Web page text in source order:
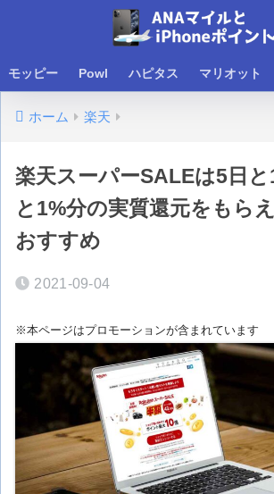
モッピー Powl ハピタス マリオット
ホーム 楽天
楽天スーパーSALEは5日と
と1%分の実質還元をもら
おすすめ
2021-09-04
※本ページはプロモーションが含まれています